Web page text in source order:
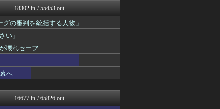
U-1 NEWS.
働くモノニュース : 人生...
海外のお前ら 海外の反応
不思議.net - 5ch...
子育てちゃんねる
ポンポコにゅーす - 三日...
痛いニュース(ﾉ∀`)
まとめたニュース
18302 in / 55453 out
の審判を統括する人物」
い」
壊れセーフ
へ
16677 in / 65826 out